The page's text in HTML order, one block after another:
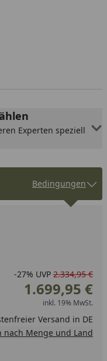
Experten speziell
Bedingungen
eingeben
um eins erhöhen
-27% UVP 2.334,95 €
1.699,95 €
inkl. 19% MwSt.
Versand in DE
nach Menge und Land